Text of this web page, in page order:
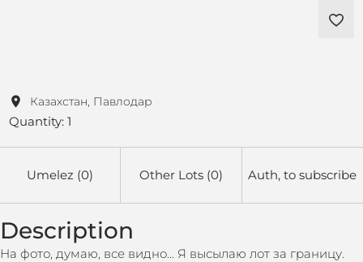
Казахстан, Павлодар
Quantity: 1
Umelez (0) Other Lots (0) Auth, to subscribe
Description
На фото, думаю, все видно... Я высылаю лот за границу.